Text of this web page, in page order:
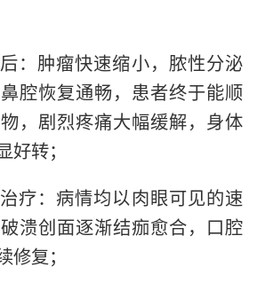
：肿瘤快速缩小，脓性分泌
腔恢复通畅，患者终于能顺
，剧烈疼痛大幅缓解，身体
转；
疗：病情均以肉眼可见的速
溃创面逐渐结痂愈合，口腔
修复；